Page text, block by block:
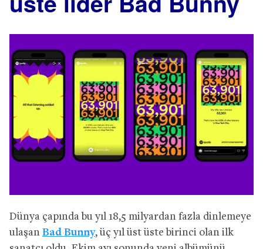
Dünya çapında bu yıl 18,5 milyardan fazla dinlemeye
ulaşan Bad Bunny, üç yıl üst üste birinci olan ilk